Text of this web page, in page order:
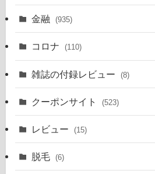
金融 (935)
コロナ (110)
雑誌の付録レビュー (8)
クーポンサイト (523)
レビュー (15)
脱毛 (6)